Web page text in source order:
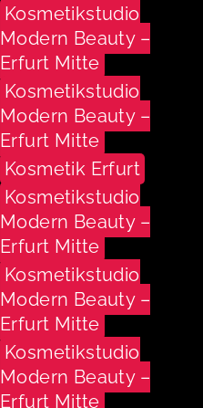
Kosmetikstudio
Modern Beauty –
Erfurt Mitte
Kosmetikstudio
Modern Beauty –
Erfurt Mitte
Kosmetik Erfurt
Kosmetikstudio
Modern Beauty –
Erfurt Mitte
Kosmetikstudio
Modern Beauty –
Erfurt Mitte
Kosmetikstudio
Modern Beauty –
Erfurt Mitte